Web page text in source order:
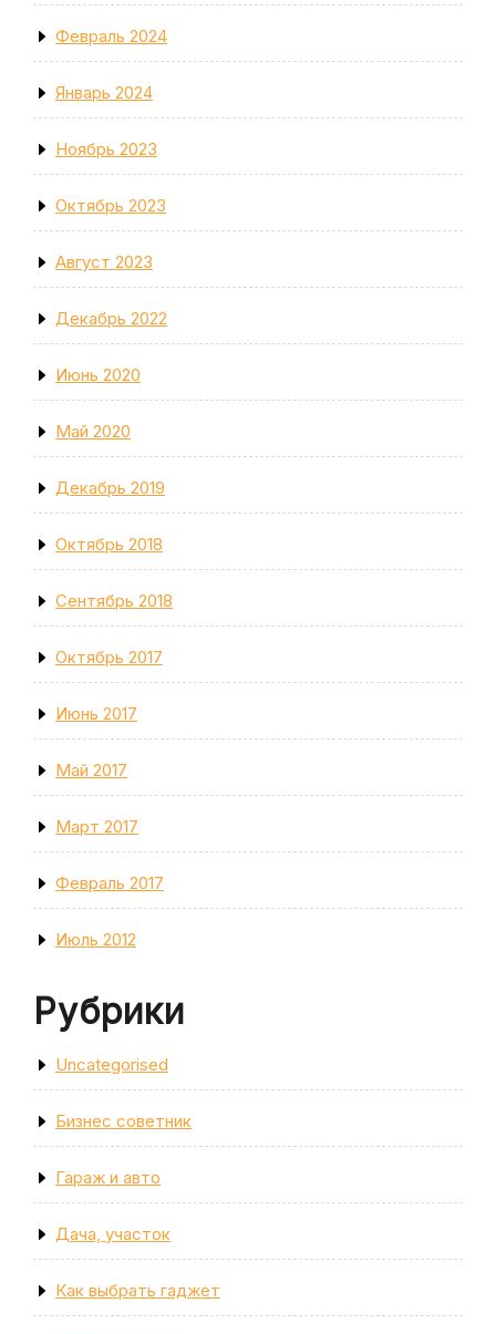
Февраль 2024
Январь 2024
Ноябрь 2023
Октябрь 2023
Август 2023
Декабрь 2022
Июнь 2020
Май 2020
Декабрь 2019
Октябрь 2018
Сентябрь 2018
Октябрь 2017
Июнь 2017
Май 2017
Март 2017
Февраль 2017
Июль 2012
Рубрики
Uncategorised
Бизнес советник
Гараж и авто
Дача, участок
Как выбрать гаджет